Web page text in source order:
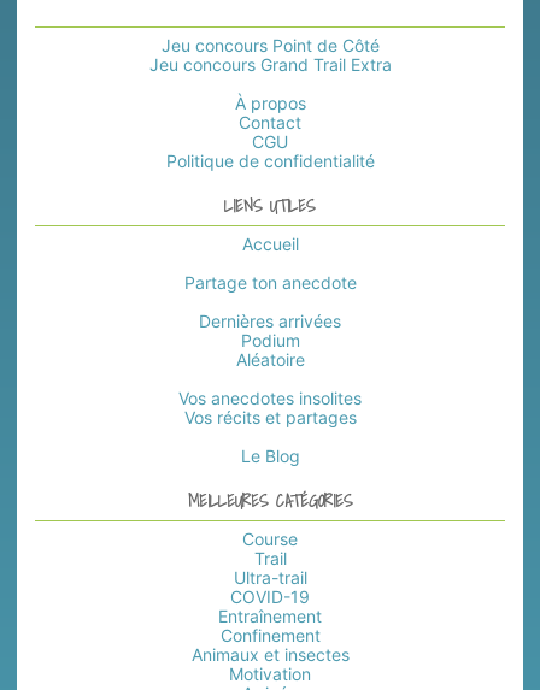
Jeu concours Point de Côté
Jeu concours Grand Trail Extra
À propos
Contact
CGU
Politique de confidentialité
LIENS UTILES
Accueil
Partage ton anecdote
Dernières arrivées
Podium
Aléatoire
Vos anecdotes insolites
Vos récits et partages
Le Blog
MEILLEURES CATÉGORIES
Course
Trail
Ultra-trail
COVID-19
Entraînement
Confinement
Animaux et insectes
Motivation